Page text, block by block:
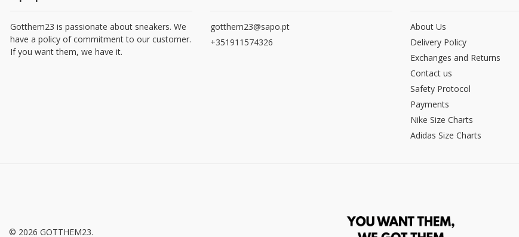
Gotthem23 is passionate about sneakers. We
have a policy of commitment to our customer.
If you want them, we have it.
gotthem23@sapo.pt
+351911574326
About Us
Delivery Policy
Exchanges and Returns
Contact us
Safety Protocol
Payments
Nike Size Charts
Adidas Size Charts
© 2026 GOTTHEM23.